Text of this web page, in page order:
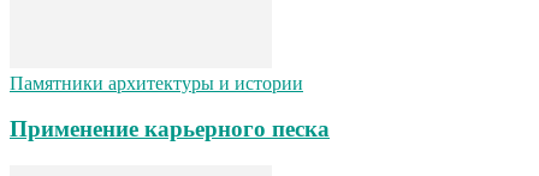
Памятники архитектуры и истории
Применение карьерного песка